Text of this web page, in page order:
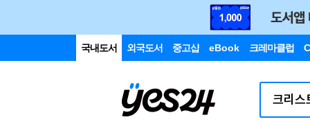
국내도서 외국도서 중고샵 eBook 크레마클럽